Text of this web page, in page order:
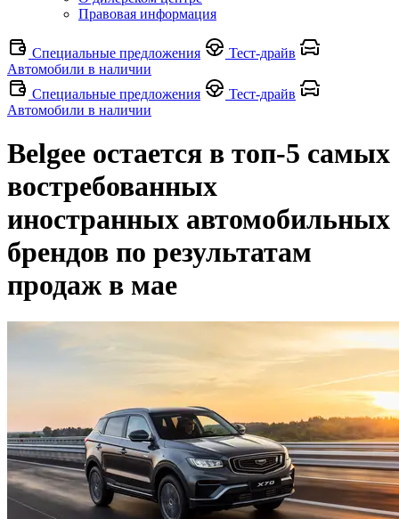
Правовая информация
Специальные предложения
Тест-драйв
Автомобили в наличии
Специальные предложения
Тест-драйв
Автомобили в наличии
Belgee остается в топ-5 самых
востребованных
иностранных автомобильных
брендов по результатам
продаж в мае